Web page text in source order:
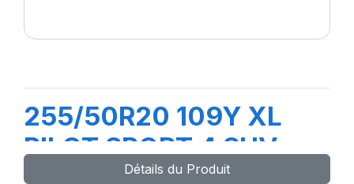
255/50R20 109Y XL
PILOT SPORT 4 SUV
Détails du Produit